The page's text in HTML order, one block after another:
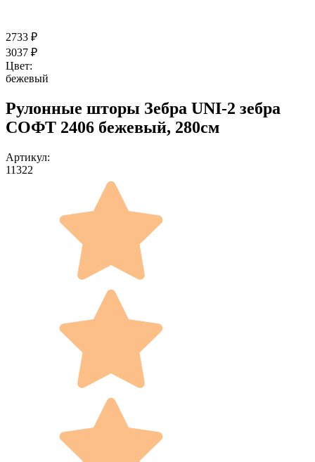
2733 ₽
3037 ₽
Цвет:
бежевый
Рулонные шторы Зебра UNI-2 зебра
СОФТ 2406 бежевый, 280см
Артикул:
11322